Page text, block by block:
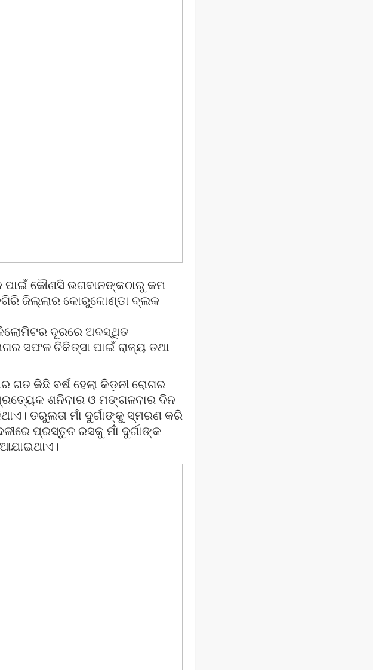
କୌଣସି ଭଗବାନଙ୍କଠାରୁ କମ
ଜିଲ୍ଲାର କୋରୁକୋଣ୍ଡା ବ୍ଲକ
କିଲୋମିଟର ଦୂରରେ ଅବସ୍ଥିତ
ସଫଳ ଚିକିତ୍ସା ପାଇଁ ରାଜ୍ୟ ତଥା
ଗତ କିଛି ବର୍ଷ ହେଲା କିଡ଼ନୀ ରୋଗର
ଶନିବାର ଓ ମଙ୍ଗଳବାର ଦିନ
ତରୁଲତା ମାଁ ଦୁର୍ଗାଙ୍କୁ ସ୍ମରଣ କରି
ପ୍ରସ୍ତୁତ ରସକୁ ମାଁ ଦୁର୍ଗାଙ୍କ